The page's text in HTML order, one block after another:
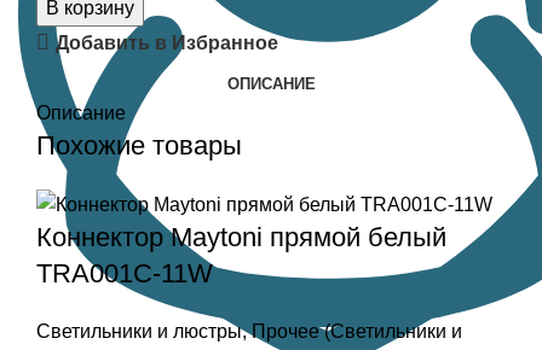
В корзину
Добавить в Избранное
ОПИСАНИЕ
Описание
Похожие товары
Коннектор Maytoni прямой белый
TRA001C-11W
Светильники и люстры,Прочее (Светильники и